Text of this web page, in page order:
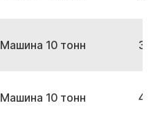
Машина 10 тонн
Машина 10 тонн